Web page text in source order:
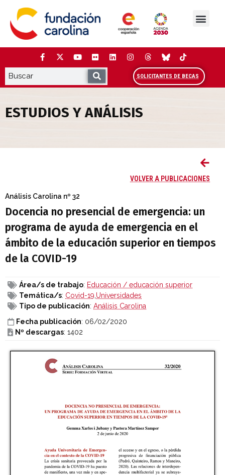
contenido
SOLICITANTES DE BECAS
ESTUDIOS Y ANÁLISIS
VOLVER A PUBLICACIONES
Análisis Carolina nº 32
Docencia no presencial de emergencia: un
programa de ayuda de emergencia en el
ámbito de la educación superior en tiempos
de la COVID-19
Área/s de trabajo: Educación / educación superior
Temática/s: Covid-19,Universidades
Tipo de publicación: Análisis Carolina
Fecha publicación: 06/02/2020
Nº descargas: 1402